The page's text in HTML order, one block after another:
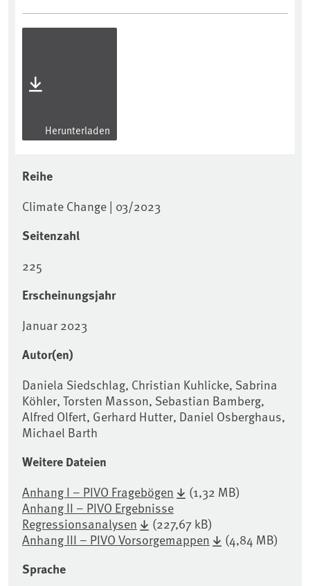
Herunterladen
Reihe
Climate Change | 03/2023
Seitenzahl
225
Erscheinungsjahr
Januar 2023
Autor(en)
Daniela Siedschlag, Christian Kuhlicke, Sabrina
Köhler, Torsten Masson, Sebastian Bamberg,
Alfred Olfert, Gerhard Hutter, Daniel Osberghaus,
Michael Barth
Weitere Dateien
Anhang I – PIVO Fragebögen
(1,32 MB)
Anhang II – PIVO Ergebnisse
Regressionsanalysen
(227,67 kB)
Anhang III – PIVO Vorsorgemappen
(4,84 MB)
Sprache